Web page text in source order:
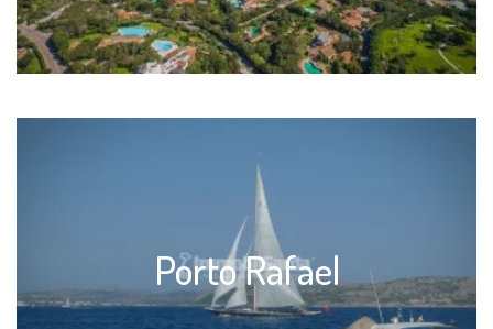
Porto Rafael